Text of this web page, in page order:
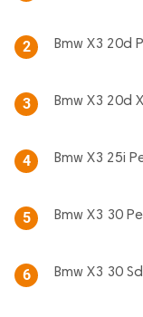
2 Bmw X3 20d
3 Bmw X3 20d
4 Bmw X3 25i
5 Bmw X3 30
6 Bmw X3 30